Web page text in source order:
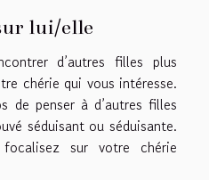
lui/elle
d’autres filles plus
chérie qui vous intéresse.
de penser à d’autres filles
séduisant ou séduisante.
sur votre chérie